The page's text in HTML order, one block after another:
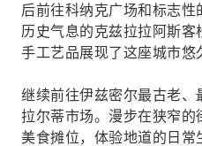
后前往科纳克广场和标志
历史气息的克兹拉拉阿斯
手工艺品展现了这座城市悠
继续前往伊兹密尔最古老
拉尔蒂市场。漫步在狭窄的
美食摊位，体验地道的日